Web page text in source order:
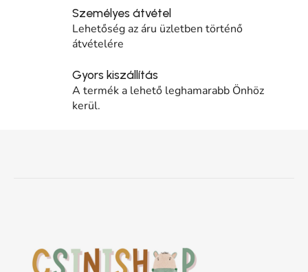
Személyes átvétel
Lehetőség az áru üzletben történő
átvételére
Gyors kiszállítás
A termék a lehető leghamarabb Önhöz
kerül.